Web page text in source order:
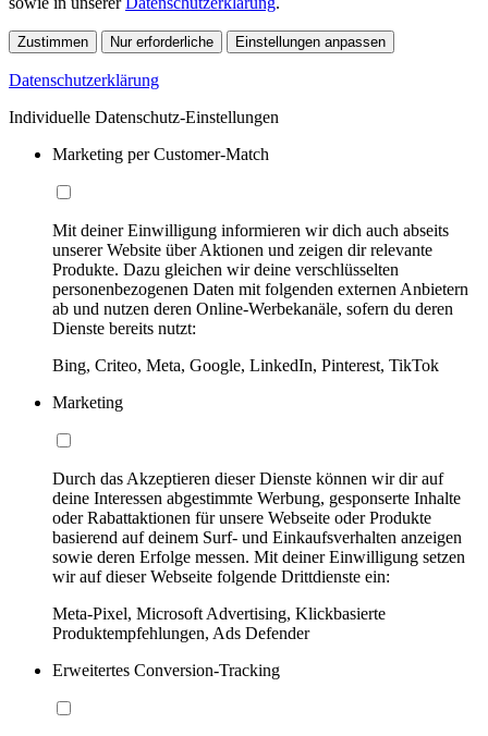
Zustimmen Nur erforderliche Einstellungen anpassen
Datenschutzerklärung
Individuelle Datenschutz-Einstellungen
Marketing per Customer-Match
Mit deiner Einwilligung informieren wir dich auch abseits
unserer Website über Aktionen und zeigen dir relevante
Produkte. Dazu gleichen wir deine verschlüsselten
personenbezogenen Daten mit folgenden externen Anbietern
ab und nutzen deren Online-Werbekanäle, sofern du deren
Dienste bereits nutzt:
Bing, Criteo, Meta, Google, LinkedIn, Pinterest, TikTok
Marketing
Durch das Akzeptieren dieser Dienste können wir dir auf
deine Interessen abgestimmte Werbung, gesponserte Inhalte
oder Rabattaktionen für unsere Webseite oder Produkte
basierend auf deinem Surf- und Einkaufsverhalten anzeigen
sowie deren Erfolge messen. Mit deiner Einwilligung setzen
wir auf dieser Webseite folgende Drittdienste ein:
Meta-Pixel, Microsoft Advertising, Klickbasierte
Produktempfehlungen, Ads Defender
Erweitertes Conversion-Tracking